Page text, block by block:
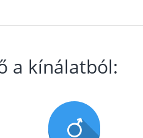
a kínálatból: